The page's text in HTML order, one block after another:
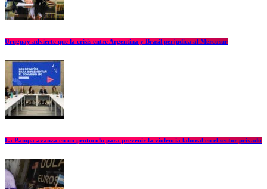
Uruguay advierte que la crisis entre Argentina y Brasil perjudica al Mercosur
La Pampa avanza en un protocolo para prevenir la violencia laboral en el sector privado